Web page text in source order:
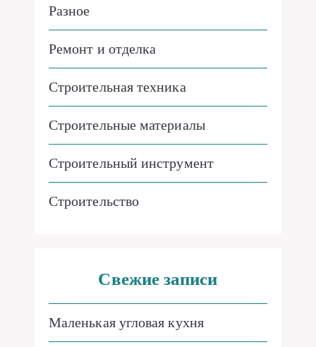
Разное
Ремонт и отделка
Строительная техника
Строительные материалы
Строительный инструмент
Строительство
Свежие записи
Маленькая угловая кухня